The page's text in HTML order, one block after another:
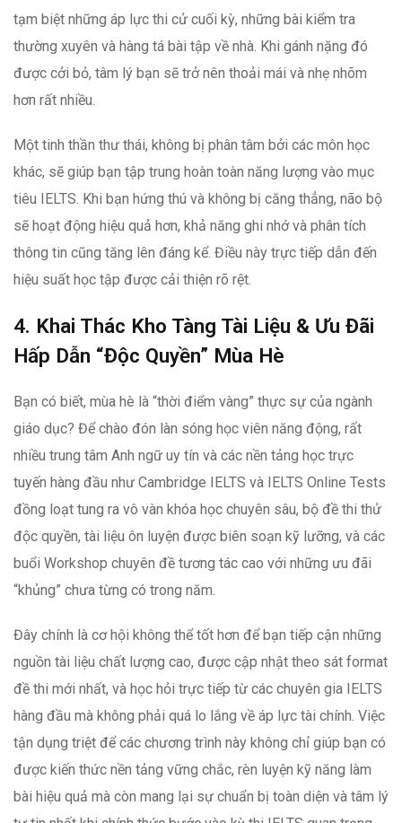
tạm biệt những áp lực thi cử cuối kỳ, những bài kiểm tra
thường xuyên và hàng tá bài tập về nhà. Khi gánh nặng đó
được cởi bỏ, tâm lý bạn sẽ trở nên thoải mái và nhẹ nhõm
hơn rất nhiều.
Một tinh thần thư thái, không bị phân tâm bởi các môn học
khác, sẽ giúp bạn tập trung hoàn toàn năng lượng vào mục
tiêu IELTS. Khi bạn hứng thú và không bị căng thẳng, não bộ
sẽ hoạt động hiệu quả hơn, khả năng ghi nhớ và phân tích
thông tin cũng tăng lên đáng kể. Điều này trực tiếp dẫn đến
hiệu suất học tập được cải thiện rõ rệt.
4. Khai Thác Kho Tàng Tài Liệu & Ưu Đãi
Hấp Dẫn “Độc Quyền” Mùa Hè
Bạn có biết, mùa hè là “thời điểm vàng” thực sự của ngành
giáo dục? Để chào đón làn sóng học viên năng động, rất
nhiều trung tâm Anh ngữ uy tín và các nền tảng học trực
tuyến hàng đầu như Cambridge IELTS và IELTS Online Tests
đồng loạt tung ra vô vàn khóa học chuyên sâu, bộ đề thi thử
độc quyền, tài liệu ôn luyện được biên soạn kỹ lưỡng, và các
buổi Workshop chuyên đề tương tác cao với những ưu đãi
“khủng” chưa từng có trong năm.
Đây chính là cơ hội không thể tốt hơn để bạn tiếp cận những
nguồn tài liệu chất lượng cao, được cập nhật theo sát format
đề thi mới nhất, và học hỏi trực tiếp từ các chuyên gia IELTS
hàng đầu mà không phải quá lo lắng về áp lực tài chính. Việc
tận dụng triệt để các chương trình này không chỉ giúp bạn có
được kiến thức nền tảng vững chắc, rèn luyện kỹ năng làm
bài hiệu quả mà còn mang lại sự chuẩn bị toàn diện và tâm lý